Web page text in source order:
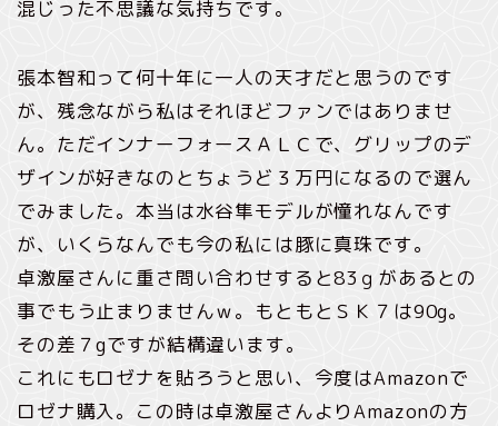
混じった不思議な気持ちです。
張本智和って何十年に一人の天才だと思うのです
が、残念ながら私はそれほどファンではありませ
ん。ただインナーフォースＡＬＣで、グリップのデ
ザインが好きなのとちょうど３万円になるので選ん
でみました。本当は水谷隼モデルが憧れなんです
が、いくらなんでも今の私には豚に真珠です。
卓激屋さんに重さ問い合わせすると83ｇがあるとの
事でもう止まりませんｗ。もともとＳＫ７は90g。
その差７gですが結構違います。
これにもロゼナを貼ろうと思い、今度はAmazonで
ロゼナ購入。この時は卓激屋さんよりAmazonの方